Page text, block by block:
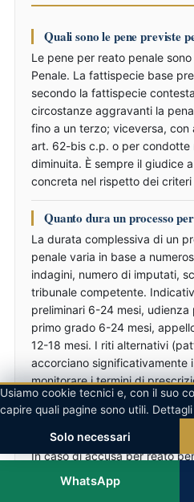
Quali sono le pene previste
Le pene per reato penale
Penale. La fattispecie base
secondo la fattispecie
circostanze aggravanti la
fino a un terzo; viceversa,
art. 62-bis c.p. o per condotte
diminuita. È sempre il giudice
concreta nel rispetto dei
Quanto dura un processo
La durata complessiva di un
penale varia in base a
indagini, numero di imputati,
tribunale competente.
preliminari 6-24 mesi, udienza
primo grado 6-24 mesi,
12-18 mesi. I riti alternativi
accorciano significativamente
monitorare i termini di
custodia cautelare (art. 303
Cosa fare se vengo
In caso di accusa per reato
esercitare il diritto al silenzio
si è parlato con un avvocato.
WhatsApp
Usiamo cookie tecnici e, con il suo
capire quali pagine sono utili. Dettagli
Solo necessari